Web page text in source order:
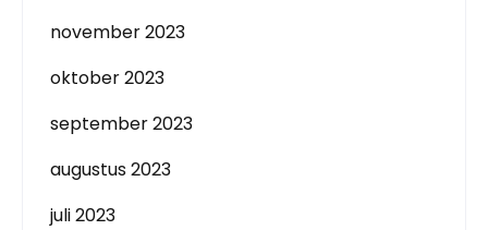
november 2023
oktober 2023
september 2023
augustus 2023
juli 2023